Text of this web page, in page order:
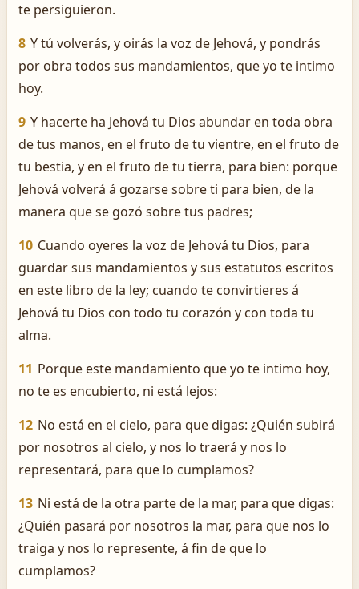
te persiguieron.
8 Y tú volverás, y oirás la voz de Jehová, y pondrás
por obra todos sus mandamientos, que yo te intimo
hoy.
9 Y hacerte ha Jehová tu Dios abundar en toda obra
de tus manos, en el fruto de tu vientre, en el fruto de
tu bestia, y en el fruto de tu tierra, para bien: porque
Jehová volverá á gozarse sobre ti para bien, de la
manera que se gozó sobre tus padres;
10 Cuando oyeres la voz de Jehová tu Dios, para
guardar sus mandamientos y sus estatutos escritos
en este libro de la ley; cuando te convirtieres á
Jehová tu Dios con todo tu corazón y con toda tu
alma.
11 Porque este mandamiento que yo te intimo hoy,
no te es encubierto, ni está lejos:
12 No está en el cielo, para que digas: ¿Quién subirá
por nosotros al cielo, y nos lo traerá y nos lo
representará, para que lo cumplamos?
13 Ni está de la otra parte de la mar, para que digas:
¿Quién pasará por nosotros la mar, para que nos lo
traiga y nos lo represente, á fin de que lo
cumplamos?